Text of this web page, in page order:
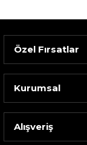
Sarev Elfıda Flanel
Özel Fırsatlar
Kurumsal
Alışveriş